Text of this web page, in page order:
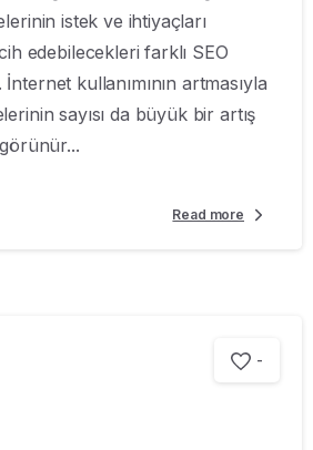
istek ve ihtiyaçları
edebilecekleri farklı SEO
kullanımının artmasıyla
sayısı da büyük bir artış
Read more
-